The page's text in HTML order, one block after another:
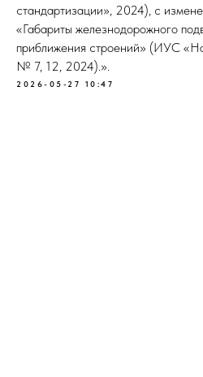
стандартизации», 2024), с
«Габариты железнодорожного
приближения строений» (ИУС
№ 7, 12, 2024).».
2026-05-27 10:47